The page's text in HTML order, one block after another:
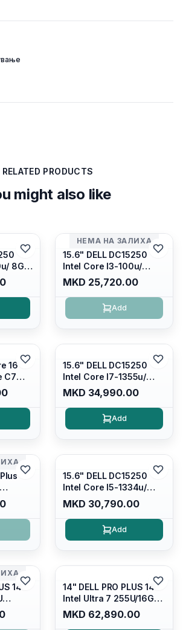
RELATED PRODUCTS
might also like
8GB
M.2/
НЕМА НА ЗАЛИХА
15.6" DELL DC15250
Intel Core I3-100u/
16GB DDR4/ 512GB SSD
M.2/ Iris Xe Graphics/
120Hz Anti-glare LED
Display/ Backlit Kb/
MKD 25,720.00
Add
16
C7
M.2
15.6" DELL DC15250
Intel Core I7-1355u/
16GB DDR4 / 512GB SSD
M.2 2230/ Intel UHD
Graphics/ 120Hz Anti-
glare FULLHD LED
MKD 34,990.00
Add
KB
15.6" DELL DC15250
Intel Core I5-1334u/
16GB DDR4 (1x16gb
2666mhz)/ 512GB SSD
M.2 Nvme/ Intel UHD
Graphics/ 120Hz Anti-
MKD 30,790.00
Add
14
14" DELL PRO PLUS 14
Intel Ultra 7 255U/16GB
RAM DDR5 5600mhz/
512 GB SSD M.2 Nvme
MKD 62,890.00